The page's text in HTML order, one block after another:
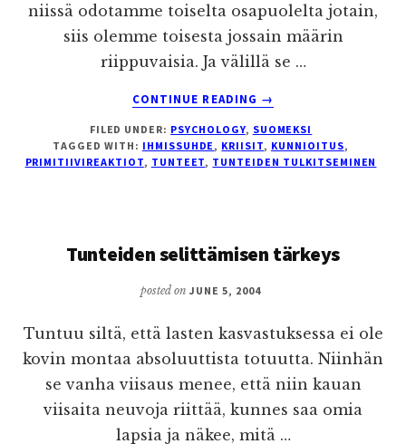
niissä odotamme toiselta osapuolelta jotain,
siis olemme toisesta jossain määrin
riippuvaisia. Ja välillä se …
CONTINUE READING
ABOUT
TULISI
REAGOIDA?
→
FILED UNDER: PSYCHOLOGY, SUOMEKSI
TAGGED WITH: IHMISSUHDE , KRIISIT, KUNNIOITUS,
PRIMITIIVIREAKTIOT, TUNTEET, TUNTEIDEN TULKITSEMINEN
Tunteiden selittämisen tärkeys
posted onJUNE 5, 2004
Tuntuu siltä, että lasten kasvastuksessa ei ole
kovin montaa absoluuttista totuutta. Niinhän
se vanha viisaus menee, että niin kauan
viisaita neuvoja riittää, kunnes saa omia
lapsia ja näkee, mitä …